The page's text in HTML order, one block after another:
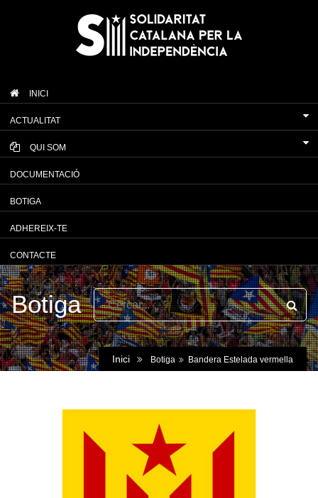
INICI
ACTUALITAT
QUI SOM
DOCUMENTACIÓ
BOTIGA
ADHEREIX-TE
CONTACTE
Inici Botiga Bandera Estelada vermella
Botiga